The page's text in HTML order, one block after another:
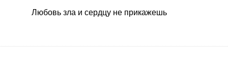
Любовь зла и сердцу не прикажешь